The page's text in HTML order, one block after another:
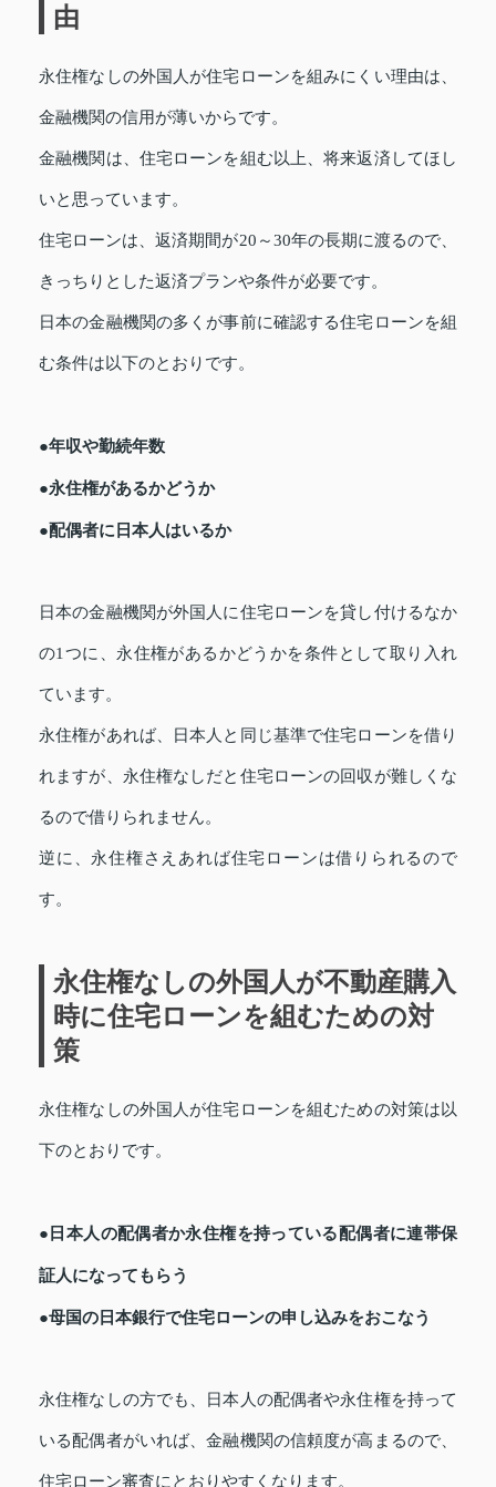
由
永住権なしの外国人が住宅ローンを組みにくい理由は、
金融機関の信用が薄いからです。
金融機関は、住宅ローンを組む以上、将来返済してほし
いと思っています。
住宅ローンは、返済期間が20～30年の長期に渡るので、
きっちりとした返済プランや条件が必要です。
日本の金融機関の多くが事前に確認する住宅ローンを組
む条件は以下のとおりです。
●年収や勤続年数
●永住権があるかどうか
●配偶者に日本人はいるか
日本の金融機関が外国人に住宅ローンを貸し付けるなか
の1つに、永住権があるかどうかを条件として取り入れ
ています。
永住権があれば、日本人と同じ基準で住宅ローンを借り
れますが、永住権なしだと住宅ローンの回収が難しくな
るので借りられません。
逆に、永住権さえあれば住宅ローンは借りられるので
す。
永住権なしの外国人が不動産購入
時に住宅ローンを組むための対
策
永住権なしの外国人が住宅ローンを組むための対策は以
下のとおりです。
●日本人の配偶者か永住権を持っている配偶者に連帯保
証人になってもらう
●母国の日本銀行で住宅ローンの申し込みをおこなう
永住権なしの方でも、日本人の配偶者や永住権を持って
いる配偶者がいれば、金融機関の信頼度が高まるので、
住宅ローン審査にとおりやすくなります。